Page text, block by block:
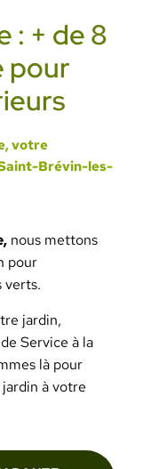
: + de 8
pour
votre
Brévin-les-
nous mettons
pour
verts.
jardin,
Service à la
là pour
à votre